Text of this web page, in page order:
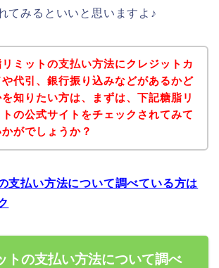
てみるといいと思いますよ♪
ミットの支払い方法にクレジットカ
や代引、銀行振り込みなどがあるかど
を知りたい方は、まずは、下記糖脂リ
トの公式サイトをチェックされてみて
がでしょうか？
支払い方法について調べている方は
トの支払い方法について調べ